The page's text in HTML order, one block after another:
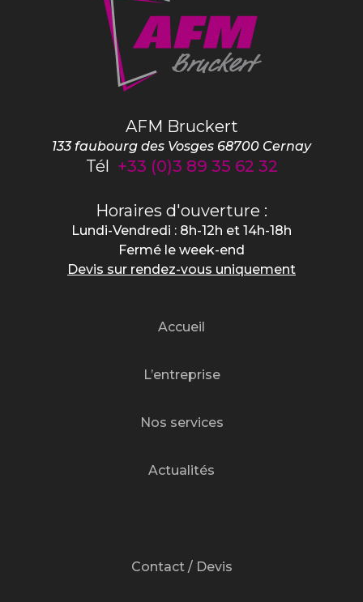
AFM Bruckert
133 faubourg des Vosges 68700 Cernay
Tél +33 (0)3 89 35 62 32
Horaires d'ouverture :
Lundi-Vendredi : 8h-12h et 14h-18h
Fermé le week-end
Devis sur rendez-vous uniquement
Accueil
L’entreprise
Nos services
Actualités
Contact / Devis